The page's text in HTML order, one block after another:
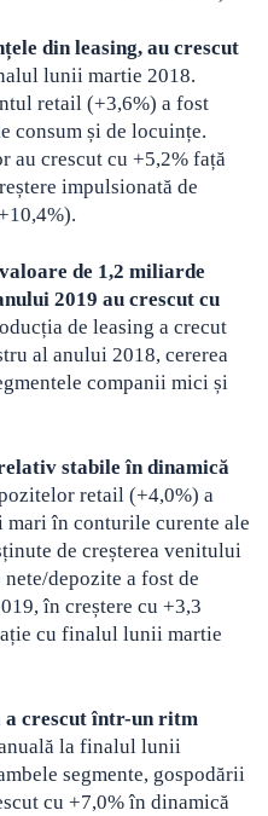
din leasing, au crescut
lunii martie 2018.
retail (+3,6%) a fost
consum și de locuințe.
au crescut cu +5,2% față
impulsionată de
de 1,2 miliarde
2019 au crescut cu
de leasing a crecut
al anului 2018, cererea
companii mici și
stabile în dinamică
retail (+4,0%) a
în conturile curente ale
de creșterea venitului
depozite a fost de
în creștere cu +3,3
cu finalul lunii martie
crescut într-un ritm
la finalul lunii
segmente, gospodării
cu +7,0% în dinamică